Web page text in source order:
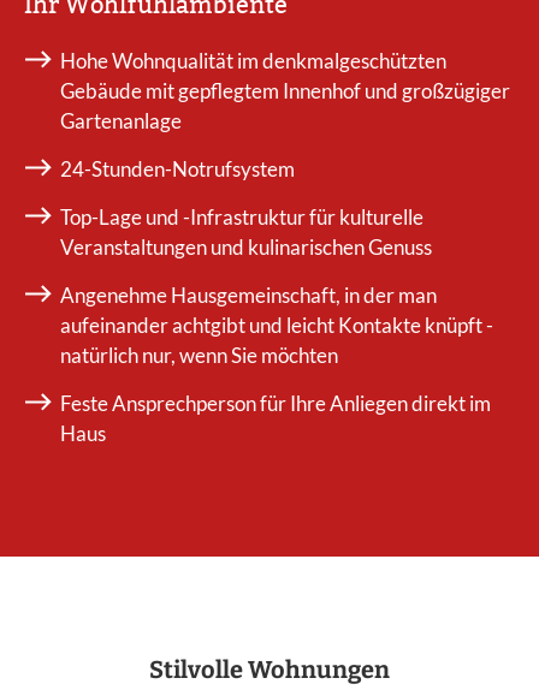
Hohe Wohnqualität im denkmalgeschützten
Gebäude mit gepflegtem Innenhof und großzügiger
Gartenanlage
24-Stunden-Notrufsystem
Top-Lage und -Infrastruktur für kulturelle
Veranstaltungen und kulinarischen Genuss
Angenehme Hausgemeinschaft, in der man
aufeinander achtgibt und leicht Kontakte knüpft -
natürlich nur, wenn Sie möchten
Feste Ansprechperson für Ihre Anliegen direkt im
Haus
Stilvolle Wohnungen